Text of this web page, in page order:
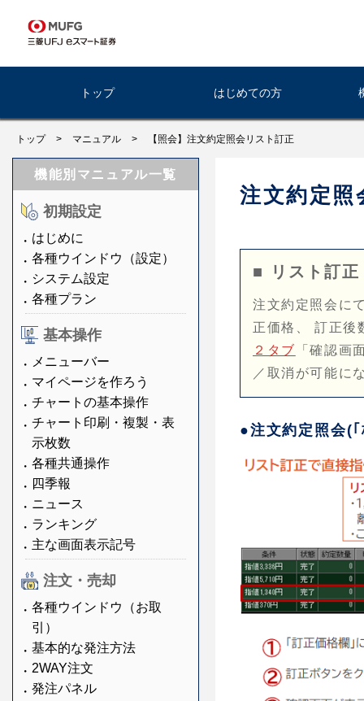
トップ はじめての方
トップ > マニュアル > 【照会】注文約定照会リスト訂正
機能別マニュアル一覧
初期設定
はじめに
各種ウインドウ（設定）
システム設定
各種プラン
基本操作
メニューバー
マイページを作ろう
チャートの基本操作
チャート印刷・複製・表
示枚数
各種共通操作
四季報
ニュース
ランキング
主な画面表示記号
注文・売却
各種ウインドウ（お取
引）
基本的な発注方法
2WAY注文
発注パネル
注文約定照
■ リスト訂正
注文約定照会に
正価格、 訂正後
２タブ
「確認画
／取消が可能に
●注文約定照会(